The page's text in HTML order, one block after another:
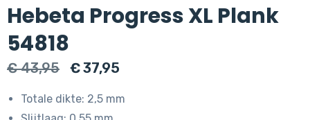
Hebeta Progress XL Plank
54818
€43,95
Oorspronkelijke
€37,95
Totale dikte: 2,5 mm